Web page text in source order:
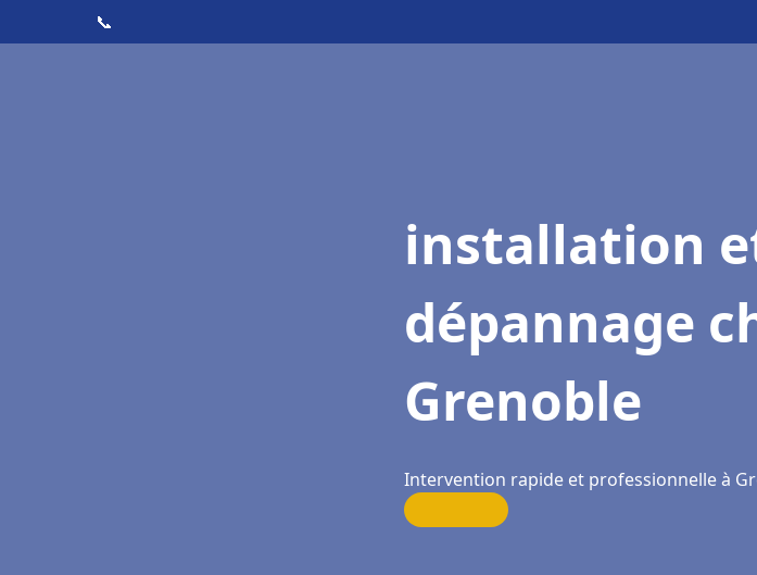
📞
installation
dépannage
Grenoble
Intervention rapide et professionnelle à